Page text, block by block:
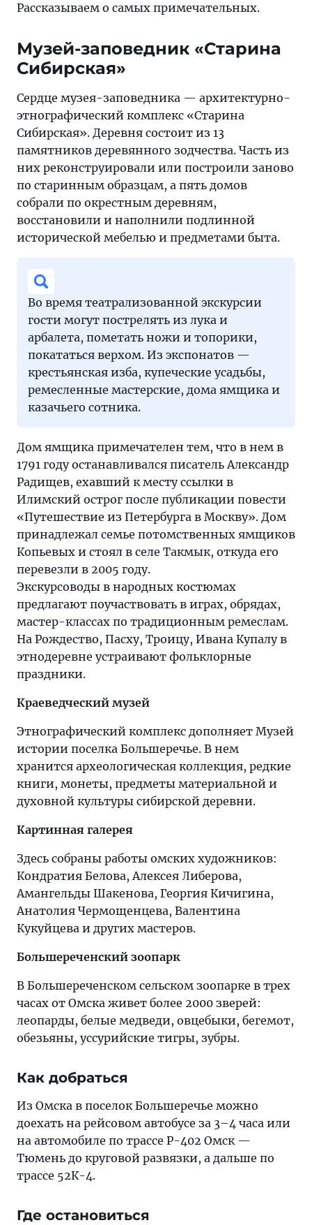
и
познакомиться
историей
края.
Рассказываем о самых примечательных.
Музей-заповедник «Старина
Сибирская»
Сердце музея-заповедника — архитектурно-
этнографический комплекс «Старина
Сибирская». Деревня состоит из 13
памятников деревянного зодчества. Часть из
них реконструировали или построили заново
по старинным образцам, а пять домов
собрали по окрестным деревням,
восстановили и наполнили подлинной
исторической мебелью и предметами быта.
Во время театрализованной экскурсии
гости могут пострелять из лука и
арбалета, пометать ножи и топорики,
покататься верхом. Из экспонатов —
крестьянская изба, купеческие усадьбы,
ремесленные мастерские, дома ямщика и
казачьего сотника.
Дом ямщика примечателен тем, что в нем в
1791 году останавливался писатель Александр
Радищев, ехавший к месту ссылки в
Илимский острог после публикации повести
«Путешествие из Петербурга в Москву». Дом
принадлежал семье потомственных ямщиков
Копьевых и стоял в селе Такмык, откуда его
перевезли в 2005 году.
Экскурсоводы в народных костюмах
предлагают поучаствовать в играх, обрядах,
мастер-классах по традиционным ремеслам.
На Рождество, Пасху, Троицу, Ивана Купалу в
этнодеревне устраивают фольклорные
праздники.
Краеведческий музей
Этнографический комплекс дополняет Музей
истории поселка Большеречье. В нем
хранится археологическая коллекция, редкие
книги, монеты, предметы материальной и
духовной культуры сибирской деревни.
Картинная галерея
Здесь собраны работы омских художников:
Кондратия Белова, Алексея Либерова,
Амангельды Шакенова, Георгия Кичигина,
Анатолия Чермощенцева, Валентина
Кукуйцева и других мастеров.
Большереченский зоопарк
В Большереченском сельском зоопарке в трех
часах от Омска живет более 2000 зверей:
леопарды, белые медведи, овцебыки, бегемот,
обезьяны, уссурийские тигры, зубры.
Как добраться
Из Омска в поселок Большеречье можно
доехать на рейсовом автобусе за 3–4 часа или
на автомобиле по трассе Р-402 Омск —
Тюмень до круговой развязки, а дальше по
трассе 52К-4.
Где остановиться